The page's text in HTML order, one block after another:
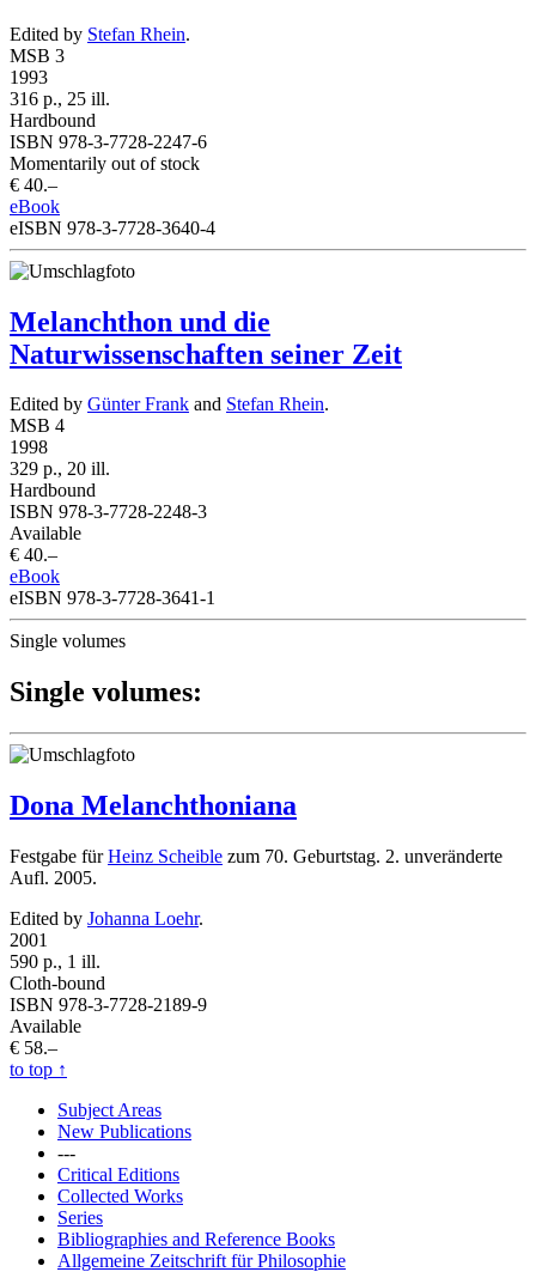
Edited by Stefan Rhein.
MSB 3
1993
316 p., 25 ill.
Hardbound
ISBN 978-3-7728-2247-6
Momentarily out of stock
€ 40.–
eBook
eISBN 978-3-7728-3640-4
Melanchthon und die
Naturwissenschaften seiner Zeit
Edited by Günter Frank and Stefan Rhein.
MSB 4
1998
329 p., 20 ill.
Hardbound
ISBN 978-3-7728-2248-3
Available
€ 40.–
eBook
eISBN 978-3-7728-3641-1
Single volumes
Single volumes:
Dona Melanchthoniana
Festgabe fürHeinz Scheible zum 70. Geburtstag. 2. unveränderte
Aufl. 2005.
Edited by Johanna Loehr.
2001
590 p., 1 ill.
Cloth-bound
ISBN 978-3-7728-2189-9
Available
€ 58.–
to top ↑
Subject Areas
New Publications
---
Critical Editions
Collected Works
Series
Bibliographies and Reference Books
Allgemeine Zeitschrift für Philosophie